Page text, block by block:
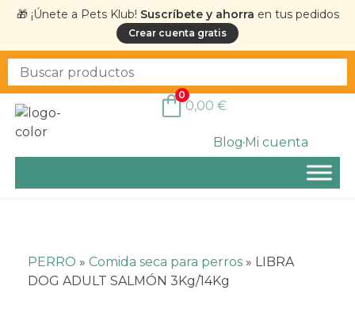
🎁 ¡Únete a Pets Klub! Suscríbete y ahorra en tus pedidos
Crear cuenta gratis
BlogMi cuenta
0
0,00 €
PERRO » Comida seca para perros » LIBRA
DOG ADULT SALMÓN 3Kg/14Kg